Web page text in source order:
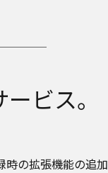
ビス。
時の拡張機能の追加